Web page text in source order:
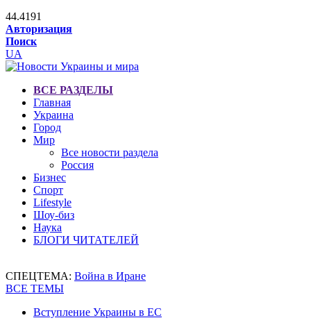
44.4191
Авторизация
Поиск
UA
ВСЕ РАЗДЕЛЫ
Главная
Украина
Город
Мир
Все новости раздела
Россия
Бизнес
Спорт
Lifestyle
Шоу-биз
Наука
БЛОГИ ЧИТАТЕЛЕЙ
СПЕЦТЕМА: Война в Иране
ВСЕ ТЕМЫ
Вступление Украины в ЕС